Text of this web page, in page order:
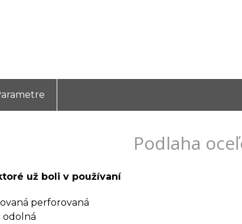
Podlaha
už boli v používaní
perforovaná
odolná